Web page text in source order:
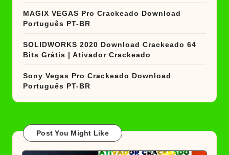
MAGIX VEGAS Pro Crackeado Download
Português PT-BR
SOLIDWORKS 2020 Download Crackeado 64
Bits Grátis | Ativador Crackeado
Sony Vegas Pro Crackeado Download
Português PT-BR
Post You Might Like